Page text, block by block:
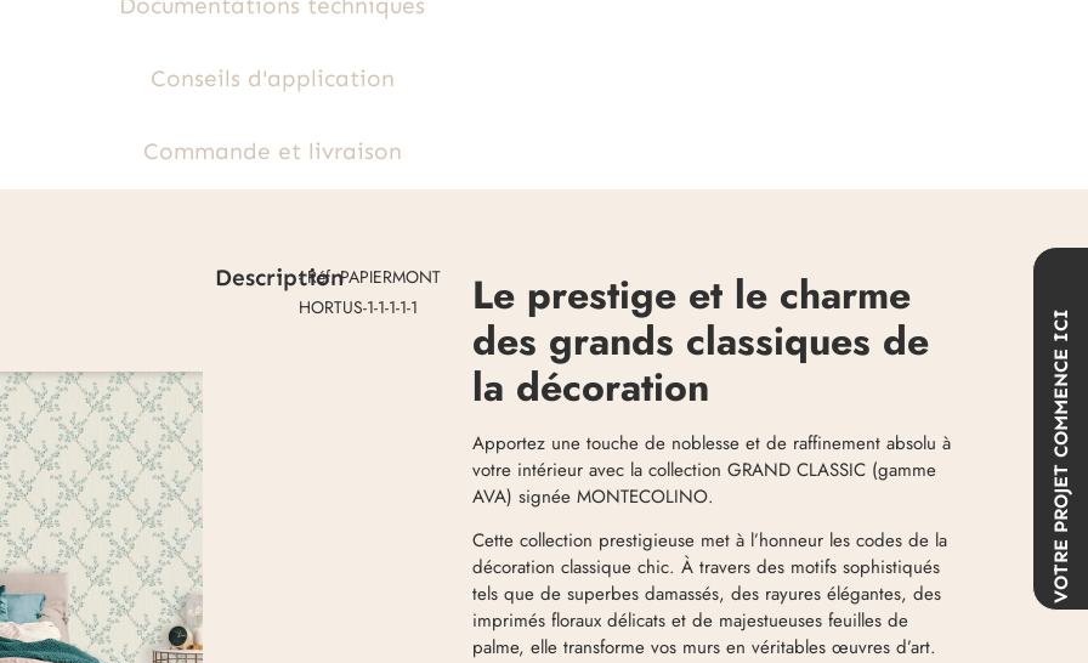
VOTRE PROJET
COMMENCE ICI
Conseils d'application
Commande et livraison
Description- Réf. PAPIERMONT
HORTUS-1-1-1-1-1
Le prestige et le charme
des grands classiques de
la décoration
Apportez une touche de noblesse et de raffinement absolu à
votre intérieur avec la collection GRAND CLASSIC (gamme
AVA) signée MONTECOLINO.
Cette collection prestigieuse met à l’honneur les codes de la
décoration classique chic. À travers des motifs sophistiqués
tels que de superbes damassés, des rayures élégantes, des
imprimés floraux délicats et de majestueuses feuilles de
palme, elle transforme vos murs en véritables œuvres d’art.